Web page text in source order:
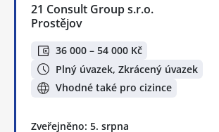
21 Consult Group s.r.o.
Prostějov
36 000 – 54 000 Kč
Plný úvazek, Zkrácený úvazek
Vhodné také pro cizince
Zveřejněno: 5. srpna